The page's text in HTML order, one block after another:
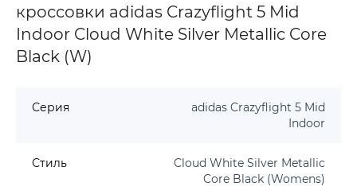
кроссовки adidas Crazyflight 5 Mid
Indoor Cloud White Silver Metallic Core
Black (W)
Серия
adidas Crazyflight 5 Mid
Indoor
Стиль
Cloud White Silver Metallic
Core Black (Womens)